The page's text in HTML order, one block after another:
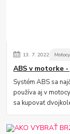
13. 7. 2022
ABS v motorke
Systém ABS sa
používa aj v
sa kupovať